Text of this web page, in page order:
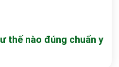
thế nào đúng chuẩn y